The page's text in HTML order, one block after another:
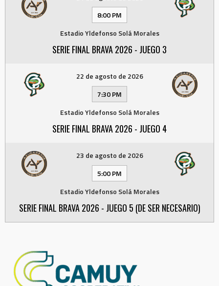
8:00 PM
Estadio Yldefonso Solá Morales
SERIE FINAL BRAVA 2026 - JUEGO 3
22 de agosto de 2026
7:30 PM
Estadio Yldefonso Solá Morales
SERIE FINAL BRAVA 2026 - JUEGO 4
23 de agosto de 2026
5:00 PM
Estadio Yldefonso Solá Morales
SERIE FINAL BRAVA 2026 - JUEGO 5 (DE SER NECESARIO)